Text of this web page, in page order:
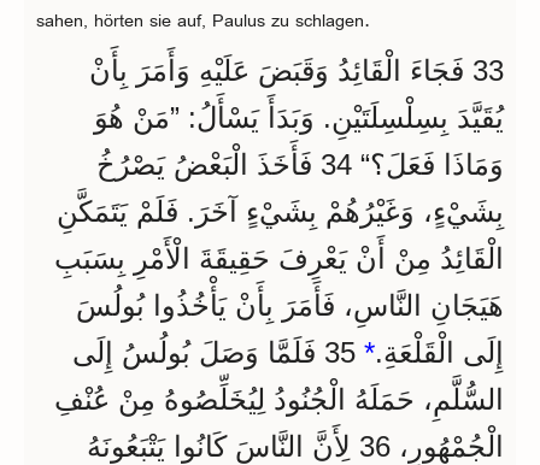
sahen, hörten sie auf, Paulus zu schlagen.
33 فَجَاءَ الْقَائِدُ وَقَبَضَ عَلَيْهِ وَأَمَرَ بِأَنْ
يُقَيَّدَ بِسِلْسِلَتَيْنِ. وَبَدَأَ يَسْأَلُ: ”مَنْ هُوَ
وَمَاذَا فَعَلَ؟“ 34 فَأَخَذَ الْبَعْضُ يَصْرُخُ
بِشَيْءٍ، وَغَيْرُهُمْ بِشَيْءٍ آخَرَ. فَلَمْ يَتَمَكَّنِ
الْقَائِدُ مِنْ أَنْ يَعْرِفَ حَقِيقَةَ الْأَمْرِ بِسَبَبِ
هَيَجَانِ النَّاسِ، فَأَمَرَ بِأَنْ يَأْخُذُوا بُولُسَ
إِلَى الْقَلْعَةِ.*
35 فَلَمَّا وَصَلَ بُولُسُ إِلَى
السُّلَّمِ، حَمَلَهُ الْجُنُودُ لِيُخَلِّصُوهُ مِنْ عُنْفِ
الْجُمْهُورِ، 36 لِأَنَّ النَّاسَ كَانُوا يَتْبَعُونَهُ